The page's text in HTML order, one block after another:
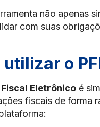
não apenas
com suas
o
Fiscal Eletrônico é
fiscais de forma